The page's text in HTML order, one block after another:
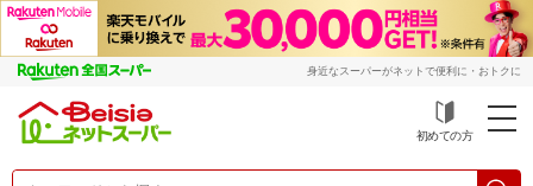
身近なスーパーがネットで便利に・おトクに
初めての方